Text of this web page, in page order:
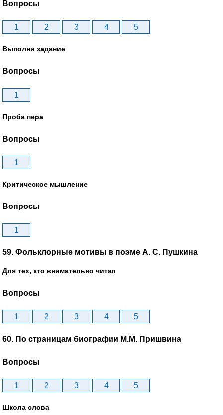
Вопросы
1 2 3 4 5
Выполни задание
Вопросы
1
Проба пера
Вопросы
1
Критическое мышление
Вопросы
1
59. Фольклорные мотивы в поэме А. С. Пушкина
Для тех, кто внимательно читал
Вопросы
1 2 3 4 5
60. По страницам биографии М.М. Пришвина
Вопросы
1 2 3 4 5
Школа слова